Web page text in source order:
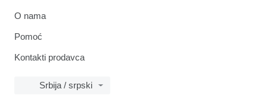
O nama
Pomoć
Kontakti prodavca
Srbija / srpski